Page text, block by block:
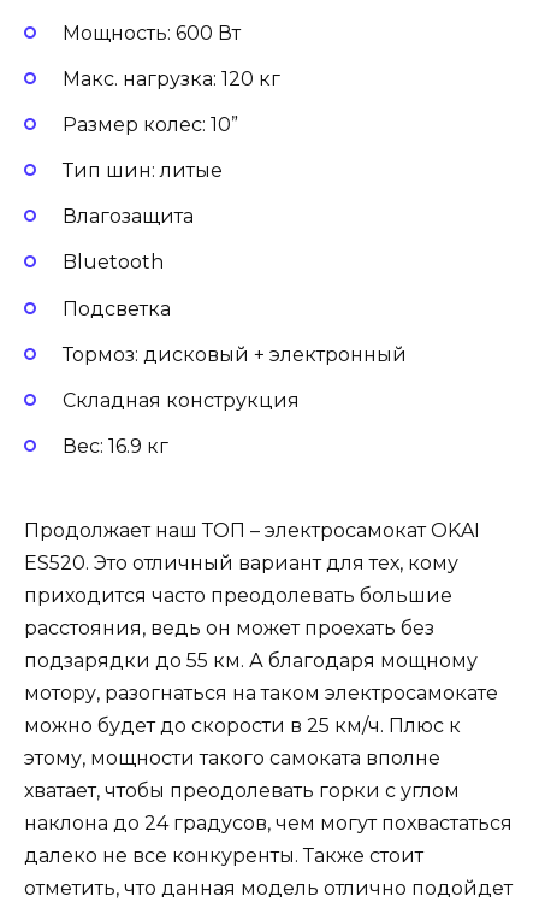
Мощность: 600 Вт
Макс. нагрузка: 120 кг
Размер колес: 10”
Тип шин: литые
Влагозащита
Bluetooth
Подсветка
Тормоз: дисковый + электронный
Складная конструкция
Вес: 16.9 кг
Продолжает наш ТОП – электросамокат OKAI
ES520. Это отличный вариант для тех, кому
приходится часто преодолевать большие
расстояния, ведь он может проехать без
подзарядки до 55 км. А благодаря мощному
мотору, разогнаться на таком электросамокате
можно будет до скорости в 25 км/ч. Плюс к
этому, мощности такого самоката вполне
хватает, чтобы преодолевать горки с углом
наклона до 24 градусов, чем могут похвастаться
далеко не все конкуренты. Также стоит
отметить, что данная модель отлично подойдет